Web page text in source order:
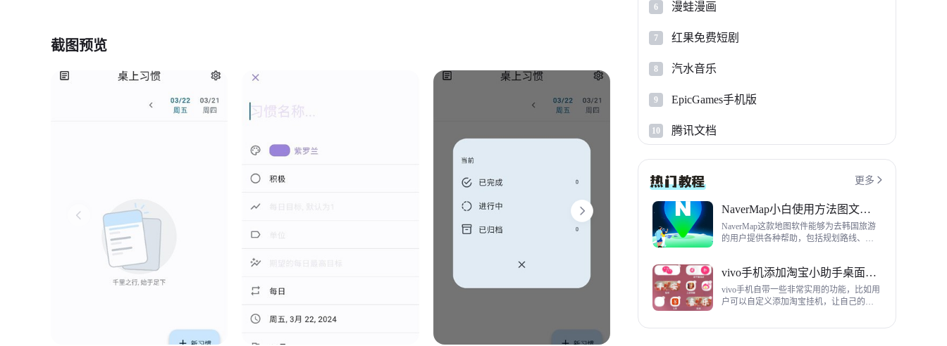
截图预览
6 漫蛙漫画
7 红果免费短剧
8 汽水音乐
9 EpicGames手机版
10 腾讯文档
更多 
NaverMap小白使用方法图文教程
NaverMap这款地图软件能够为去韩国旅游
的用户提供各种帮助，包括规划路线、导
教程，希望对各位有帮助。
vivo手机添加淘宝小助手桌面挂件方法
vivo手机自带一些非常实用的功能，比如用
户可以自定义添加淘宝挂机，让自己的购
相当方便，下面为大家带来添加淘宝小助